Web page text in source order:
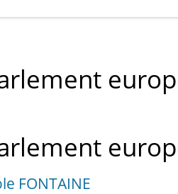
FONTAINE